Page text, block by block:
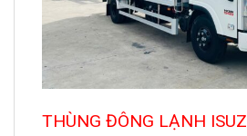
THÙNG ĐÔNG LẠNH